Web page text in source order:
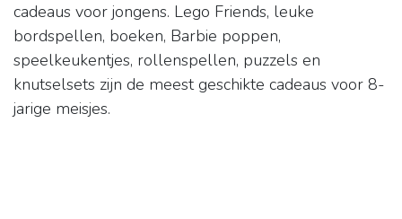
cadeaus voor jongens. Lego Friends, leuke
bordspellen, boeken, Barbie poppen,
speelkeukentjes, rollenspellen, puzzels en
knutselsets zijn de meest geschikte cadeaus voor 8-
jarige meisjes.